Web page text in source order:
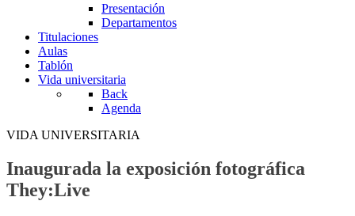
Presentación
Departamentos
Titulaciones
Aulas
Tablón
Vida universitaria
Back
Agenda
VIDA UNIVERSITARIA
Inaugurada la exposición fotográfica
They:Live